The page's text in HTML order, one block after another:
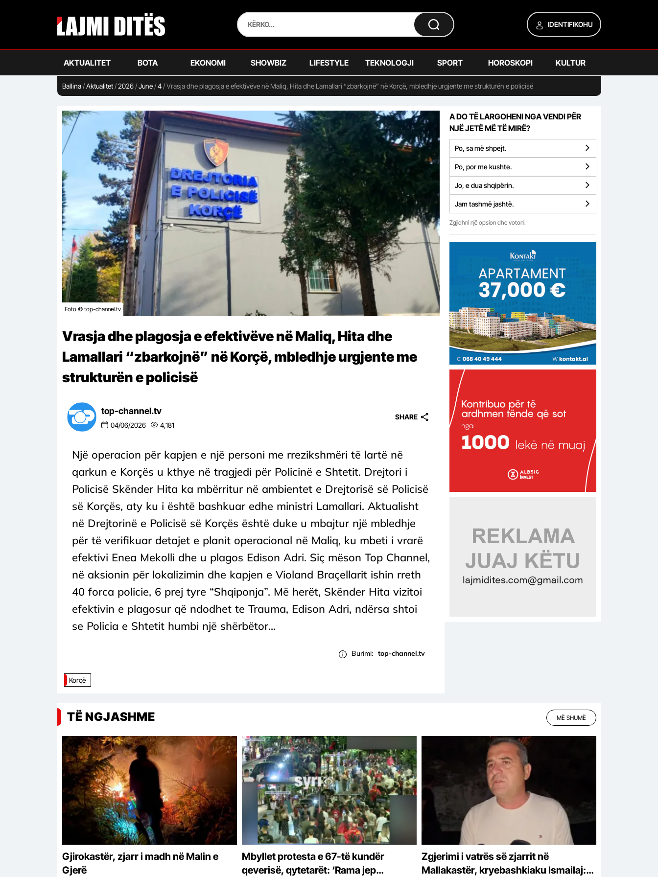
IDENTIFIKOHU
AKTUALITET BOTA EKONOMI SHOWBIZ LIFESTYLE TEKNOLOGJI SPORT HOROSKOPI KULTUR
Ballina/Aktualitet/2026/June/4/Vrasja dhe plagosja e efektivëve në Maliq, Hita dhe Lamallari “zbarkojnë” në Korçë, mbledhje urgjente me strukturën e policisë
Foto © top-channel.tv
Vrasja dhe plagosja e efektivëve në Maliq, Hita dhe
Lamallari “zbarkojnë” në Korçë, mbledhje urgjente me
strukturën e policisë
top-channel.tv
04/06/2026 4,181
SHARE
Një operacion për kapjen e një personi me rrezikshmëri të lartë në
qarkun e Korçës u kthye në tragjedi për Policinë e Shtetit. Drejtori i
Policisë Skënder Hita ka mbërritur në ambientet e Drejtorisë së Policisë
së Korçës, aty ku i është bashkuar edhe ministri Lamallari. Aktualisht
në Drejtorinë e Policisë së Korçës është duke u mbajtur një mbledhje
për të verifikuar detajet e planit operacional në Maliq, ku mbeti i vrarë
efektivi Enea Mekolli dhe u plagos Edison Adri. Siç mëson Top Channel,
në aksionin për lokalizimin dhe kapjen e Violand Braçellarit ishin rreth
40 forca policie, 6 prej tyre “Shqiponja”. Më herët, Skënder Hita vizitoi
efektivin e plagosur që ndodhet te Trauma, Edison Adri, ndërsa shtoi
se Policia e Shtetit humbi një shërbëtor...
Burimi: top-channel.tv
Korçë
A DO TË LARGOHENI NGA VENDI PËR
NJË JETË MË TË MIRË?
Po, sa më shpejt.
Po, por me kushte.
Jo, e dua shqipërin.
Jam tashmë jashtë.
Zgjidhni një opsion dhe votoni.
TË NGJASHME MË SHUMË
Gjirokastër, zjarr i madh në Malin e
Gjerë
Mbyllet protesta e 67-të kundër
qeverisë, qytetarët: ‘Rama jep
Zgjerimi i vatrës së zjarrit në
Mallakastër, kryebashkiaku Ismailaj: